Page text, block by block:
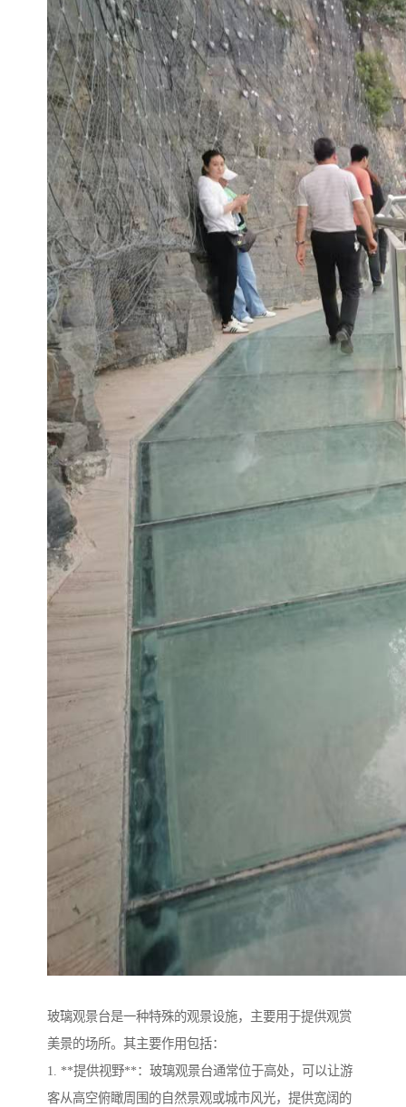
玻璃观景台是一种特殊的观景设施，主要用于提供观赏
美景的场所。其主要作用包括：
1. **提供视野**：玻璃观景台通常位于高处，可以让游
客从高空俯瞰周围的自然景观或城市风光，提供宽阔的